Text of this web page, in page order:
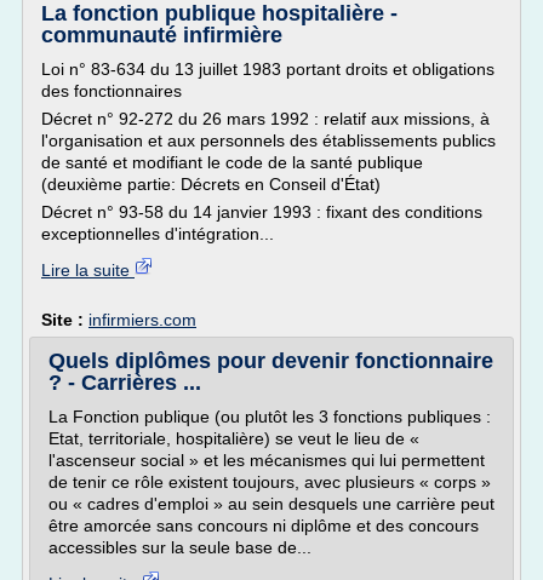
La fonction publique hospitalière -
communauté infirmière
Loi n° 83-634 du 13 juillet 1983 portant droits et obligations
des fonctionnaires
Décret n° 92-272 du 26 mars 1992 : relatif aux missions, à
l'organisation et aux personnels des établissements publics
de santé et modifiant le code de la santé publique
(deuxième partie: Décrets en Conseil d'État)
Décret n° 93-58 du 14 janvier 1993 : fixant des conditions
exceptionnelles d'intégration...
Lire la suite
Site : infirmiers.com
Quels diplômes pour devenir fonctionnaire
? - Carrières ...
La Fonction publique (ou plutôt les 3 fonctions publiques :
Etat, territoriale, hospitalière) se veut le lieu de «
l'ascenseur social » et les mécanismes qui lui permettent
de tenir ce rôle existent toujours, avec plusieurs « corps »
ou « cadres d'emploi » au sein desquels une carrière peut
être amorcée sans concours ni diplôme et des concours
accessibles sur la seule base de...